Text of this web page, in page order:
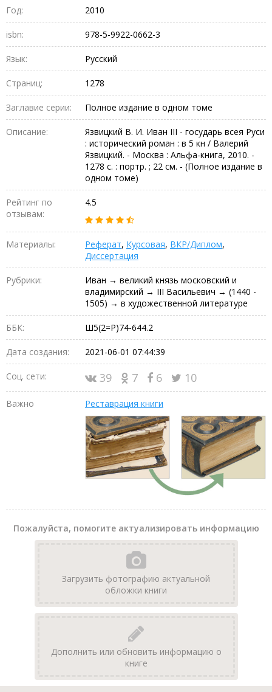
Год: 2010
isbn: 978-5-9922-0662-3
Язык: Русский
Страниц: 1278
Заглавие серии: Полное издание в одном томе
Описание:
Язвицкий В. И. Иван III - государь всея Руси
: исторический роман : в 5 кн / Валерий
Язвицкий. - Москва : Альфа-книга, 2010. -
1278 с. : портр. ; 22 см. - (Полное издание в
одном томе)
Рейтинг по
отзывам:
4.5
Материалы: Реферат, Курсовая, ВКР/Диплом,
Диссертация
Рубрики:
Иван → великий князь московский и
владимирский → III Васильевич → (1440 -
1505) → в художественной литературе
ББК: Ш5(2=Р)74-644.2
Дата создания: 2021-06-01 07:44:39
Соц. сети: 39 7 6 10
Важно Реставрация книги
Пожалуйста, помогите актуализировать информацию
Загрузить фотографию актуальной
обложки книги
Дополнить или обновить информацию о
книге